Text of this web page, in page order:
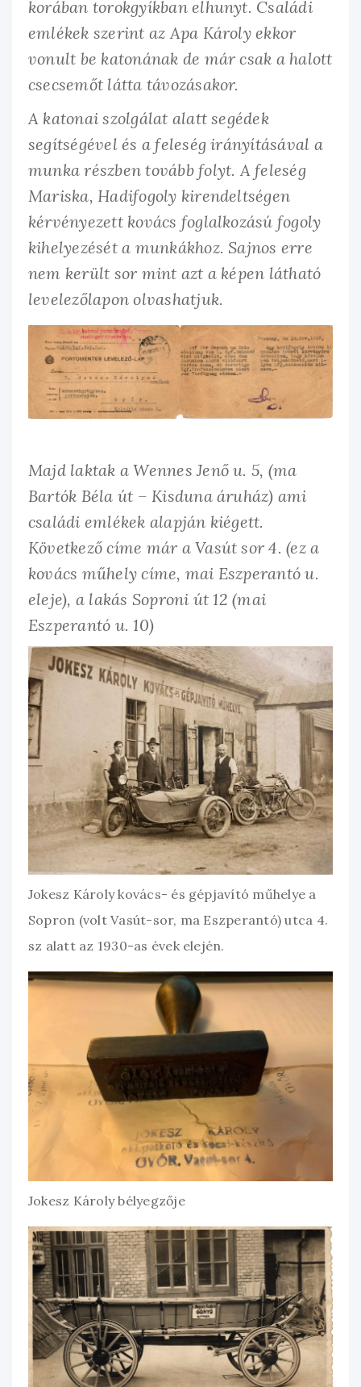
korában torokgyíkban elhunyt. Családi
emlékek szerint az Apa Károly ekkor
vonult be katonának de már csak a halott
csecsemőt látta távozásakor.
A katonai szolgálat alatt segédek
segítségével és a feleség irányításával a
munka részben tovább folyt. A feleség
Mariska, Hadifogoly kirendeltségen
kérvényezett kovács foglalkozású fogoly
kihelyezését a munkákhoz. Sajnos erre
nem került sor mint azt a képen látható
levelezőlapon olvashatjuk.
Majd laktak a Wennes Jenő u. 5, (ma
Bartók Béla út – Kisduna áruház) ami
családi emlékek alapján kiégett.
Következő címe már a Vasút sor 4. (ez a
kovács műhely címe, mai Eszperantó u.
eleje), a lakás Soproni út 12 (mai
Eszperantó u. 10)
Jokesz Károly kovács- és gépjavító műhelye a
Sopron (volt Vasút-sor, ma Eszperantó) utca 4.
sz alatt az 1930-as évek elején.
Jokesz Károly bélyegzője